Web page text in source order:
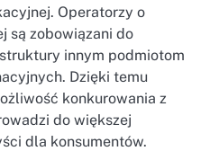
Operatorzy o
są zobowiązani do
innym podmiotom
Dzięki temu
konkurowania z
do większej
dla konsumentów.